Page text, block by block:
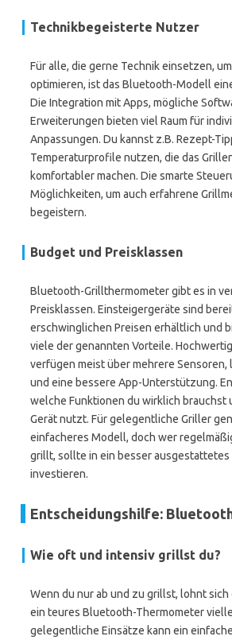
Technikbegeisterte Nutzer
Für alle, die gerne Technik einsetzen,
optimieren, ist das Bluetooth-Modell
Die Integration mit Apps, mögliche
Erweiterungen bieten viel Raum für
Anpassungen. Du kannst z.B. Rezept-
Temperaturprofile nutzen, die das
komfortabler machen. Die smarte
Möglichkeiten, um auch erfahrene
begeistern.
Budget und Preisklassen
Bluetooth-Grillthermometer gibt es in
Preisklassen. Einsteigergeräte sind
erschwinglichen Preisen erhältlich und
viele der genannten Vorteile.
verfügen meist über mehrere Sensoren,
und eine bessere App-Unterstützung.
welche Funktionen du wirklich brauchst
Gerät nutzt. Für gelegentliche Griller
einfacheres Modell, doch wer
grillt, sollte in ein besser
investieren.
Entscheidungshilfe:
Wie oft und intensiv grillst du?
Wenn du nur ab und zu grillst, lohnt sich
ein teures Bluetooth-Thermometer
gelegentliche Einsätze kann ein